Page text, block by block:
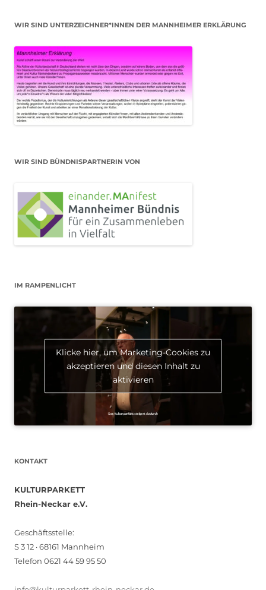
WIR SIND UNTERZEICHNER*INNEN DER MANNHEIMER ERKLÄRUNG
WIR SIND BÜNDNISPARTNERIN VON
IM RAMPENLICHT
Klicke hier, um Marketing-Cookies zu
akzeptieren und diesen Inhalt zu
aktivieren
KONTAKT
KULTURPARKETT
Rhein-Neckar e.V.
Geschäftsstelle:
S 3 12 · 68161 Mannheim
Telefon 0621 44 59 95 50